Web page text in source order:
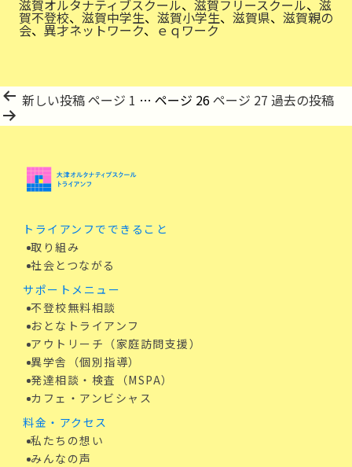
滋賀オルタナティブスクール、 滋賀フリースクール、滋
賀不登校、 滋賀中学生、 滋賀小学生、 滋賀県、 滋賀親の
会、 異才ネットワーク、 ｅｑワーク
投
稿
の
新しい投稿ページ 1 … ページ 26ページ 27 過去の投稿
トライアンフでできること
取り組み
社会とつながる
サポートメニュー
不登校無料相談
おとなトライアンフ
アウトリーチ（家庭訪問支援）
異学舎（個別指導）
発達相談・検査（MSPA）
カフェ・アンビシャス
料金・アクセス
私たちの想い
みんなの声